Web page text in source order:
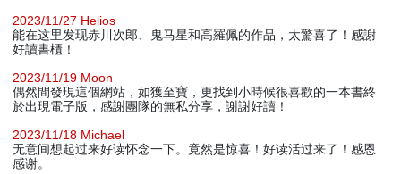
2023/11/27 Helios
能在这里发现赤川次郎、鬼马星和高羅佩的作品，太驚喜了！感謝
好讀書櫃！
2023/11/19 Moon
偶然間發現這個網站，如獲至寶，更找到小時候很喜歡的一本書終
於出現電子版，感謝團隊的無私分享，謝謝好讀！
2023/11/18 Michael
无意间想起过来好读怀念一下。竟然是惊喜！好读活过来了！感恩
感谢。